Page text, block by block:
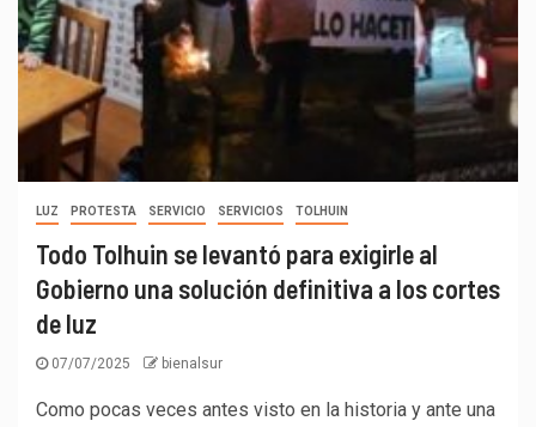
LUZ PROTESTA SERVICIO SERVICIOS TOLHUIN
Todo Tolhuin se levantó para exigirle al
Gobierno una solución definitiva a los cortes
de luz
07/07/2025 bienalsur
Como pocas veces antes visto en la historia y ante una